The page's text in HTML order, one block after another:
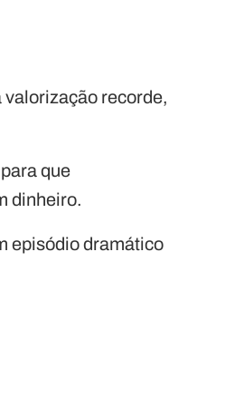
recorde,
que
dinheiro.
episódio dramático